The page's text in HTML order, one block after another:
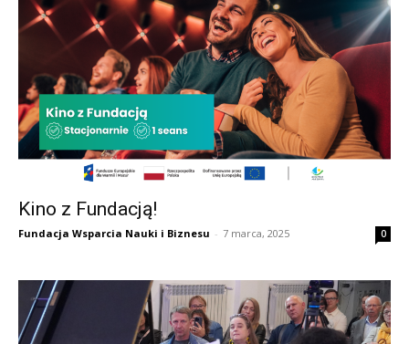
Kino z Fundacją!
Fundacja Wsparcia Nauki i Biznesu - 7 marca, 2025 0